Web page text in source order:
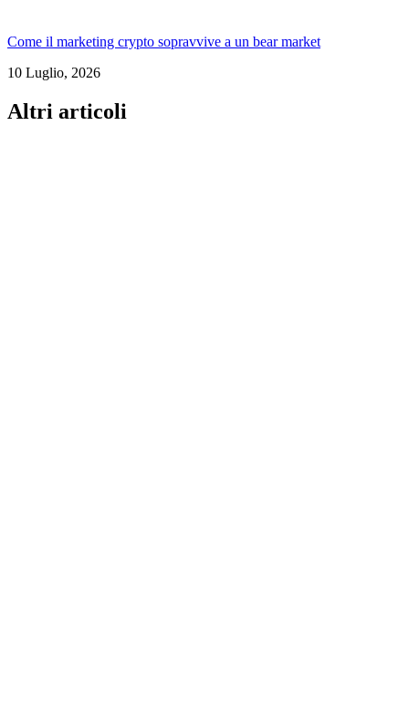
Come il marketing crypto sopravvive a un bear market
10 Luglio, 2026
Altri articoli